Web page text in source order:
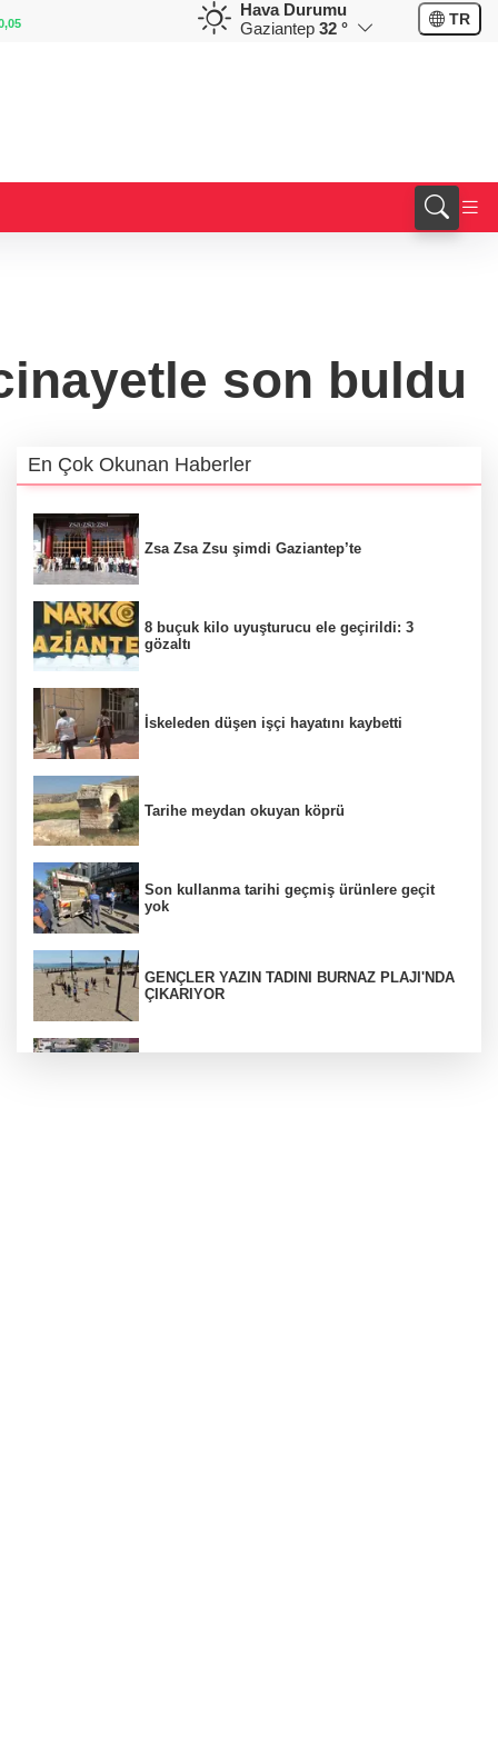
%0,13
GBP
64,1818
Hava Durumu
Gaziantep 32 ° TR
son buldu
En Çok Okunan Haberler
Zsa Zsa Zsu şimdi Gaziantep’te
8 buçuk kilo uyuşturucu ele geçirildi: 3
gözaltı
İskeleden düşen işçi hayatını kaybetti
Tarihe meydan okuyan köprü
Son kullanma tarihi geçmiş ürünlere geçit
yok
GENÇLER YAZIN TADINI BURNAZ PLAJI'NDA
ÇIKARIYOR